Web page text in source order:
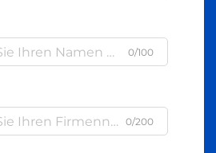
0/100
0/200